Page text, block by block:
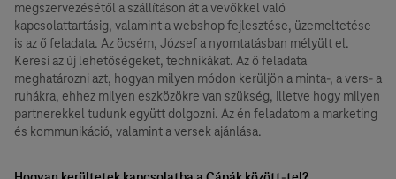
megszervezésétől a szállításon át a vevőkkel való
kapcsolattartásig, valamint a webshop fejlesztése, üzemeltetése
is az ő feladata. Az öcsém, József a nyomtatásban mélyült el.
Keresi az új lehetőségeket, technikákat. Az ő feladata
meghatározni azt, hogyan milyen módon kerüljön a minta-, a vers- a
ruhákra, ehhez milyen eszközökre van szükség, illetve hogy milyen
partnerekkel tudunk együtt dolgozni. Az én feladatom a marketing
és kommunikáció, valamint a versek ajánlása.